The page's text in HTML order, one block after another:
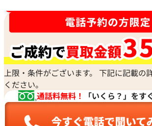
上限・条件がございます。 下記に記載の
ください。
通話料無料！
「いくら？」をす